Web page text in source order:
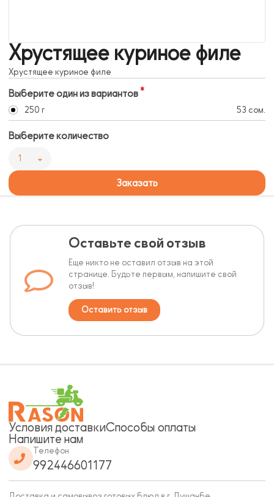
Хрустящее куриное филе
Хрустящее куриное филе
Выберите один из вариантов
250 г 53 сом.
Выберите количество
1
Заказать
Оставьте свой отзыв
Еще никто не оставил отзыв на этой
странице. Будьте первым, напишите свой
отзыв!
Оставить отзыв
Условия доставкиСпособы оплаты
Напишите нам
Телефон
992446601177